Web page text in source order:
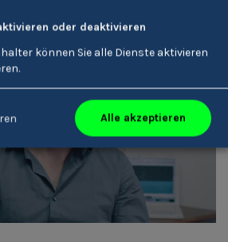
Rottensteiner
Tontechniker/-in
oder deaktivieren
können Sie alle Dienste aktivieren
Alle akzeptieren